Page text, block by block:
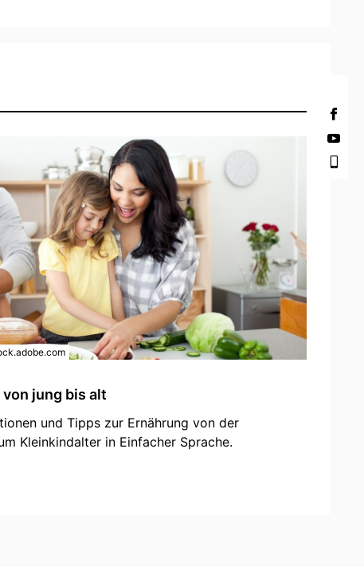
jung bis alt
und Tipps zur Ernährung von der
Kleinkindalter in Einfacher Sprache.